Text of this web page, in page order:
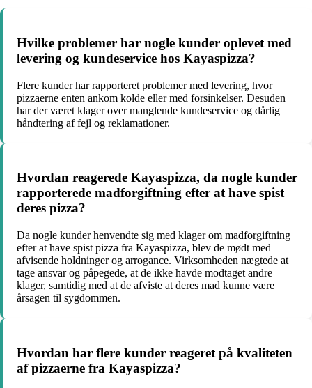
Hvilke problemer har nogle kunder oplevet med
levering og kundeservice hos Kayaspizza?
Flere kunder har rapporteret problemer med levering, hvor
pizzaerne enten ankom kolde eller med forsinkelser. Desuden
har der været klager over manglende kundeservice og dårlig
håndtering af fejl og reklamationer.
Hvordan reagerede Kayaspizza, da nogle kunder
rapporterede madforgiftning efter at have spist
deres pizza?
Da nogle kunder henvendte sig med klager om madforgiftning
efter at have spist pizza fra Kayaspizza, blev de mødt med
afvisende holdninger og arrogance. Virksomheden nægtede at
tage ansvar og påpegede, at de ikke havde modtaget andre
klager, samtidig med at de afviste at deres mad kunne være
årsagen til sygdommen.
Hvordan har flere kunder reageret på kvaliteten
af pizzaerne fra Kayaspizza?